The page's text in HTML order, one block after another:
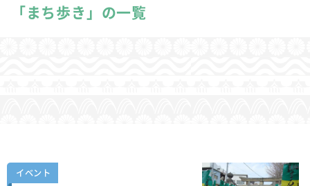
「まち歩き」の一覧
イベント